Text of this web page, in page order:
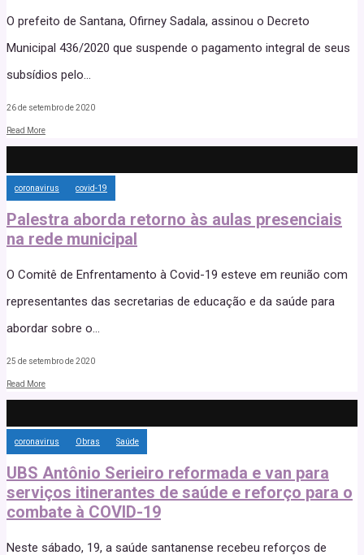
O prefeito de Santana, Ofirney Sadala, assinou o Decreto
Municipal 436/2020 que suspende o pagamento integral de seus
subsídios pelo...
26 de setembro de 2020
Read More
coronavirus covid-19
Palestra aborda retorno às aulas presenciais
na rede municipal
O Comitê de Enfrentamento à Covid-19 esteve em reunião com
representantes das secretarias de educação e da saúde para
abordar sobre o...
25 de setembro de 2020
Read More
coronavirus Obras Saúde
UBS Antônio Serieiro reformada e van para
serviços itinerantes de saúde e reforço para o
combate à COVID-19
Neste sábado, 19, a saúde santanense recebeu reforços de